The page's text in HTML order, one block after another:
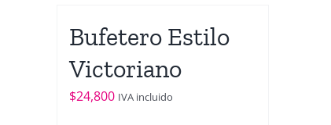
Bufetero Estilo
Victoriano
$24,800 IVA incluido